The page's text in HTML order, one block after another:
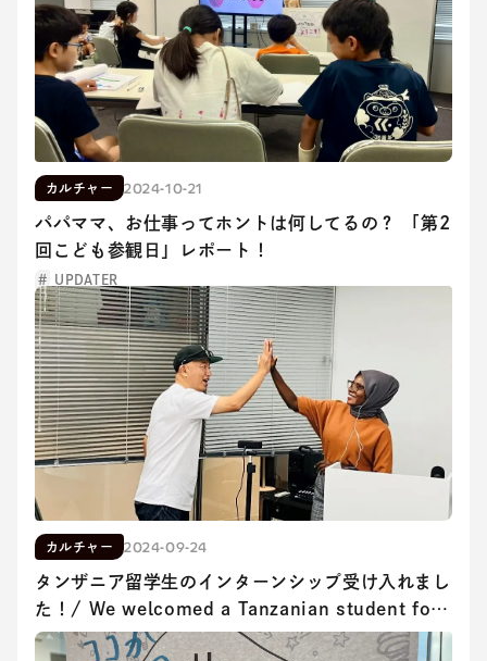
カルチャー 2024-10-21
パパママ、お仕事ってホントは何してるの？ 「第2
回こども参観日」レポート！
UPDATER
カルチャー 2024-09-24
タンザニア留学生のインターンシップ受け入れまし
た！/ We welcomed a Tanzanian student for
an internship!